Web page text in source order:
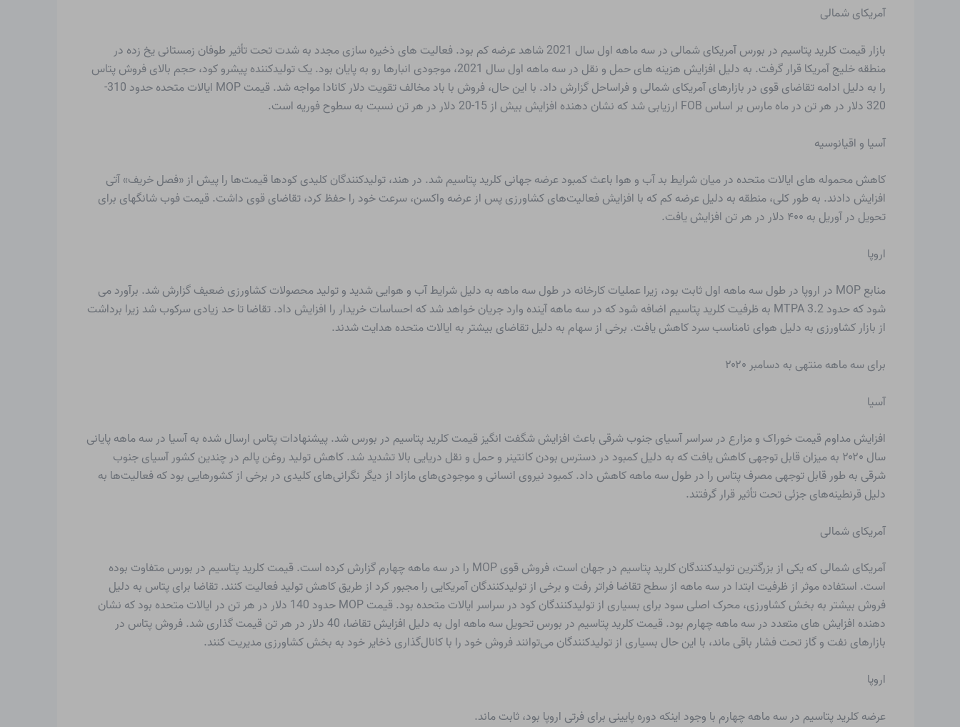
آمریکای شمالی
بازار قیمت کلرید پتاسیم در بورس آمریکای شمالی در سه ماهه اول سال 2021 شاهد عرضه کم بود. فعالیت های ذخیره سازی مجدد به شدت تحت تأثیر طوفان زمستانی یخ زده در
منطقه خلیج آمریکا قرار گرفت. به دلیل افزایش هزینه های حمل و نقل در سه ماهه اول سال 2021، موجودی انبارها رو به پایان بود. یک تولیدکننده پیشرو کود، حجم بالای فروش پتاس
را به دلیل ادامه تقاضای قوی در بازارهای آمریکای شمالی و فراساحل گزارش داد. با این حال، فروش با باد مخالف تقویت دلار کانادا مواجه شد. قیمت MOP ایالات متحده حدود 310-
320 دلار در هر تن در ماه مارس بر اساس FOB ارزیابی شد که نشان دهنده افزایش بیش از 15-20 دلار در هر تن نسبت به سطوح فوریه است.
آسیا و اقیانوسیه
کاهش محموله های ایالات متحده در میان شرایط بد آب و هوا باعث کمبود عرضه جهانی کلرید پتاسیم شد. در هند، تولیدکنندگان کلیدی کودها قیمت‌ها را پیش از «فصل خریف» آتی
افزایش دادند. به طور کلی، منطقه به دلیل عرضه کم که با افزایش فعالیت‌های کشاورزی پس از عرضه واکسن، سرعت خود را حفظ کرد، تقاضای قوی داشت. قیمت فوب شانگهای برای
تحویل در آوریل به ۴۰۰ دلار در هر تن افزایش یافت.
اروپا
منابع MOP در اروپا در طول سه ماهه اول ثابت بود، زیرا عملیات کارخانه در طول سه ماهه به دلیل شرایط آب و هوایی شدید و تولید محصولات کشاورزی ضعیف گزارش شد. برآورد می
شود که حدود 3.2 MTPA به ظرفیت کلرید پتاسیم اضافه شود که در سه ماهه آینده وارد جریان خواهد شد که احساسات خریدار را افزایش داد. تقاضا تا حد زیادی سرکوب شد زیرا برداشت
از بازار کشاورزی به دلیل هوای نامناسب سرد کاهش یافت. برخی از سهام به دلیل تقاضای بیشتر به ایالات متحده هدایت شدند.
برای سه ماهه منتهی به دسامبر ۲۰۲۰
آسیا
افزایش مداوم قیمت خوراک و مزارع در سراسر آسیای جنوب شرقی باعث افزایش شگفت انگیز قیمت کلرید پتاسیم در بورس شد. پیشنهادات پتاس ارسال شده به آسیا در سه ماهه پایانی
سال ۲۰۲۰ به میزان قابل توجهی کاهش یافت که به دلیل کمبود در دسترس بودن کانتینر و حمل و نقل دریایی بالا تشدید شد. کاهش تولید روغن پالم در چندین کشور آسیای جنوب
شرقی به طور قابل توجهی مصرف پتاس را در طول سه ماهه کاهش داد. کمبود نیروی انسانی و موجودی‌های مازاد از دیگر نگرانی‌های کلیدی در برخی از کشورهایی بود که فعالیت‌ها به
دلیل قرنطینه‌های جزئی تحت تأثیر قرار گرفتند.
آمریکای شمالی
آمریکای شمالی که یکی از بزرگترین تولیدکنندگان کلرید پتاسیم در جهان است، فروش قوی MOP را در سه ماهه چهارم گزارش کرده است. قیمت کلرید پتاسیم در بورس متفاوت بوده
است. استفاده موثر از ظرفیت ابتدا در سه ماهه از سطح تقاضا فراتر رفت و برخی از تولیدکنندگان آمریکایی را مجبور کرد از طریق کاهش تولید فعالیت کنند. تقاضا برای پتاس به دلیل
فروش بیشتر به بخش کشاورزی، محرک اصلی سود برای بسیاری از تولیدکنندگان کود در سراسر ایالات متحده بود. قیمت MOP حدود 140 دلار در هر تن در ایالات متحده بود که نشان
دهنده افزایش های متعدد در سه ماهه چهارم بود. قیمت کلرید پتاسیم در بورس تحویل سه ماهه اول به دلیل افزایش تقاضا، 40 دلار در هر تن قیمت گذاری شد. فروش پتاس در
بازارهای نفت و گاز تحت فشار باقی ماند، با این حال بسیاری از تولیدکنندگان می‌توانند فروش خود را با کانال‌گذاری ذخایر خود به بخش کشاورزی مدیریت کنند.
اروپا
عرضه کلرید پتاسیم در سه ماهه چهارم با وجود اینکه دوره پایینی برای فرتی اروپا بود، ثابت ماند.